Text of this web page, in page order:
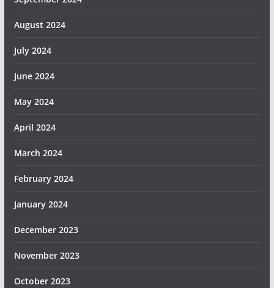
August 2024
July 2024
June 2024
May 2024
April 2024
March 2024
February 2024
January 2024
December 2023
November 2023
October 2023